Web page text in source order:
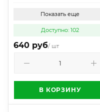
Показать еще
Доступно: 102
640 руб/ шт
В КОРЗИНУ